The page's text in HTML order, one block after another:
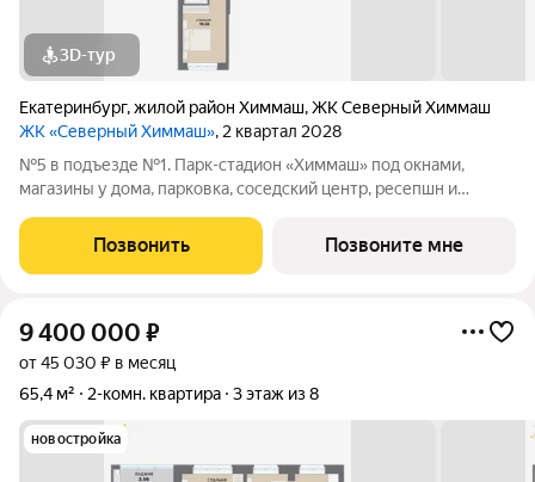
3D-тур
Екатеринбург,жилой район Химмаш,ЖК Северный Химмаш
ЖК «Северный Химмаш», 2 квартал 2028
№5 в подъезде №1. Парк-стадион «Химмаш» под окнами,
магазины у дома, парковка, соседский центр, ресепшн и
Северном Химмаше это комфортные дома со всей
необходимой для жизни инфраструктурой,
Позвонить Позвоните мне
9 400 000 ₽
от 45 030 ₽ в месяц
65,4 м²
2-комн. квартира 3 этаж из 8
новостройка